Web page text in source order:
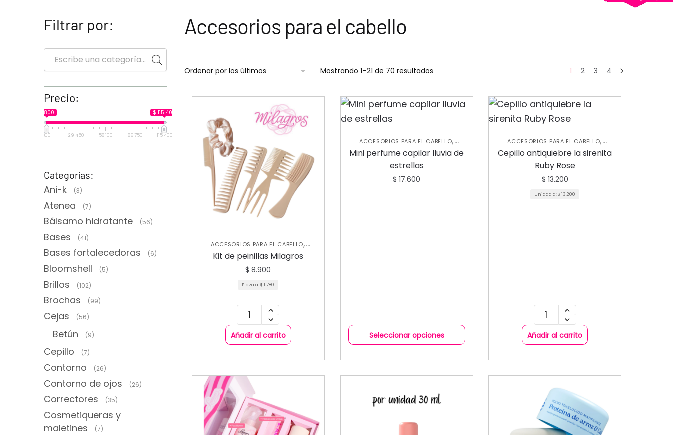
Accesorios para el cabello
Mostrando 1–21 de 70 resultados 1 2 3 4
ACCESORIOS PARA EL CABELLO,
CUIDADO CAPILAR,NUEVA
Kit de peinillas Milagros
$ 8.900
Pieza a:$ 1.780
Añadir al carrito
ACCESORIOS PARA EL CABELLO,
CUIDADO CAPILAR,PERFUMES PARA
, SHAMPOOS Y
ACONDICIONADORES,TRATAMIENTOS
CAPILARES
Mini perfume capilar lluvia de
estrellas
$ 17.600
Seleccionar opciones
ACCESORIOS PARA EL CABELLO,
CUIDADO CAPILAR,NUEVA
COLECCIÓN
Cepillo antiquiebre la sirenita
Ruby Rose
$ 13.200
Unidad a:$ 13.200
Añadir al carrito
Filtrar por:
Precio:
$ 800 $ 115 400
800 29 450 58 100 86 750 115 400
Categorías:
Ani-k (3)
Atenea (7)
Bálsamo hidratante (56)
Bases (41)
Bases fortalecedoras (6)
Bloomshell (5)
Brillos (102)
Brochas (99)
Cejas (56)
Betún (9)
Cepillo (7)
Contorno (26)
Contorno de ojos (26)
Correctores (35)
Cosmetiqueras y
maletines
(7)